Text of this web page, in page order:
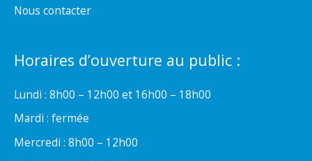
Nous contacter
Horaires d’ouverture au public :
Lundi : 8h00 – 12h00 et 16h00 – 18h00
Mardi : fermée
Mercredi : 8h00 – 12h00